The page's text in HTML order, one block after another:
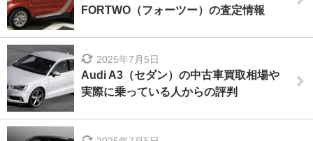
FORTWO（フォーツー）の査定情報
2025年7月5日
Audi A3（セダン）の中古車買取相場や
実際に乗っている人からの評判